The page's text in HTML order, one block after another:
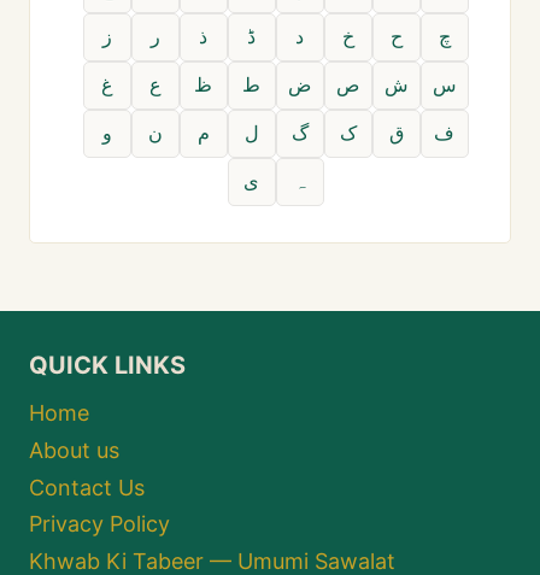
چ
ح خ د ڈ ذ ر
ز
س
ش ص ض ط ظ ع
غ
ف
ق ک گ ل م ن
و
ہ
ی
QUICK LINKS
Home
About us
Contact Us
Privacy Policy
Khwab Ki Tabeer — Umumi Sawalat